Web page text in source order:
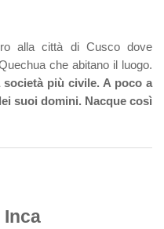
alla città di Cusco dove
che abitano il luogo.
più civile. A poco a
suoi domini. Nacque così
Inca